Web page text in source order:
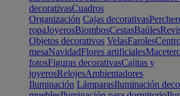
decorativasCuadros
Organización Cajas decorativas
ropaJoyerosBiombosCestasBaúles
Objetos decorativos VelasFaroles
mesaNavidadFlores artificiales
fotosFiguras decorativasCajitas y
joyerosRelojesAmbientadores
Iluminación LámparasIluminación